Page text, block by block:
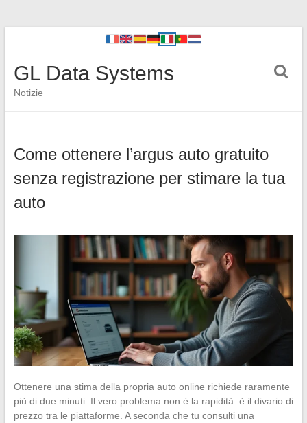
GL Data Systems
Notizie
Come ottenere l’argus auto gratuito
senza registrazione per stimare la tua
auto
Ottenere una stima della propria auto online richiede raramente
più di due minuti. Il vero problema non è la rapidità: è il divario di
prezzo tra le piattaforme. A seconda che tu consulti una